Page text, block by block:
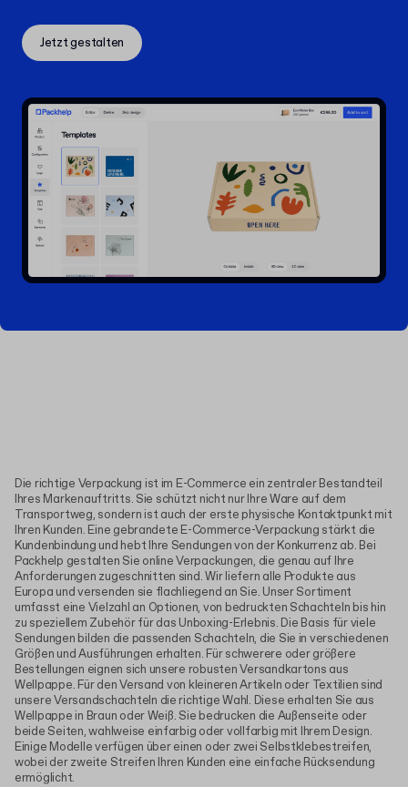
Jetzt gestalten
Die richtige Verpackung ist im E-Commerce ein zentraler Bestandteil
Ihres Markenauftritts. Sie schützt nicht nur Ihre Ware auf dem
Transportweg, sondern ist auch der erste physische Kontaktpunkt mit
Ihren Kunden. Eine gebrandete E-Commerce-Verpackung stärkt die
Kundenbindung und hebt Ihre Sendungen von der Konkurrenz ab. Bei
Packhelp gestalten Sie online Verpackungen, die genau auf Ihre
Anforderungen zugeschnitten sind. Wir liefern alle Produkte aus
Europa und versenden sie flachliegend an Sie. Unser Sortiment
umfasst eine Vielzahl an Optionen, von bedruckten Schachteln bis hin
zu speziellem Zubehör für das Unboxing-Erlebnis. Die Basis für viele
Sendungen bilden die passenden Schachteln, die Sie in verschiedenen
Größen und Ausführungen erhalten. Für schwerere oder größere
Bestellungen eignen sich unsere robusten Versandkartons aus
Wellpappe. Für den Versand von kleineren Artikeln oder Textilien sind
unsere Versandschachteln die richtige Wahl. Diese erhalten Sie aus
Wellpappe in Braun oder Weiß. Sie bedrucken die Außenseite oder
beide Seiten, wahlweise einfarbig oder vollfarbig mit Ihrem Design.
Einige Modelle verfügen über einen oder zwei Selbstklebestreifen,
wobei der zweite Streifen Ihren Kunden eine einfache Rücksendung
ermöglicht.